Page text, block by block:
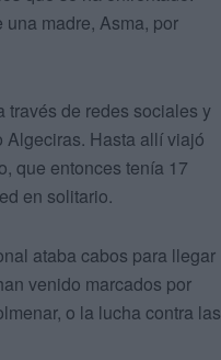
madre, Asma, por
través de redes sociales y
Hasta allí viajó
que entonces tenía 17
en solitario.
ataba cabos para llegar
venido marcados por
o la lucha contra las